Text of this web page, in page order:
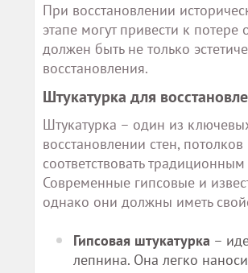
При восстановлении
этапе могут привести к
должен быть не только
восстановления.
Штукатурка для
Штукатурка – один из
восстановлении стен,
соответствовать
Современные гипсовые и
однако они должны иметь
Гипсовая штукатурка –
лепнина. Она легко